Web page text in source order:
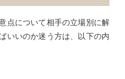
点について相手の立場別に解
いいのか迷う方は、以下の内